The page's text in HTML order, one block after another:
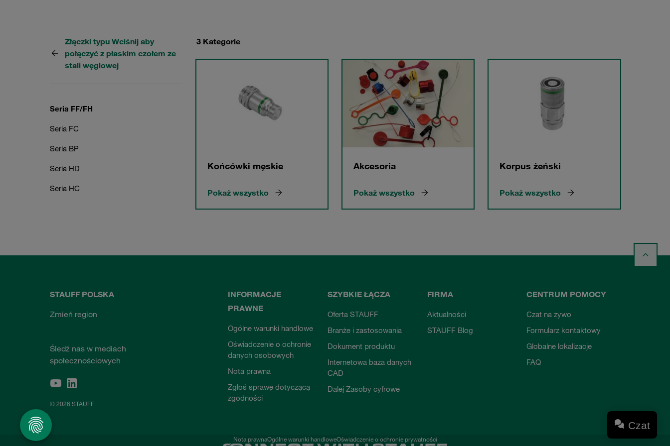
Złączki typu Wciśnij aby
połączyć z płaskim czołem ze
stali węglowej
Seria FF/FH
Seria FC
Seria BP
Seria HD
Seria HC
3 Kategorie
Końcówki męskie
Pokaż wszystko
Akcesoria
Pokaż wszystko
Korpus żeński
Pokaż wszystko
STAUFF POLSKA
Zmień region
Śledź nas w mediach
społecznościowych
© 2026 STAUFF
INFORMACJE
PRAWNE
Ogólne warunki handlowe
Oświadczenie o ochronie
danych osobowych
Nota prawna
Zgłoś sprawę dotyczącą
zgodności
SZYBKIE ŁĄCZA
Oferta STAUFF
Branże i zastosowania
Dokument produktu
Internetowa baza danych
CAD
Dalej Zasoby cyfrowe
FIRMA
Aktualności
STAUFF Blog
CENTRUM POMOCY
Czat na zywo
Formularz kontaktowy
Globalne lokalizacje
FAQ
Nota prawnaOgólne warunki handloweOświadczenie o ochronie prywatności
Czat